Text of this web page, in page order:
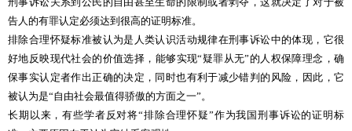
告人的有罪认定必须达到很高的证明标准。
排除合理怀疑标准被认为是人类认识活动规律在刑事诉讼中的体现，它很
好地反映现代社会的价值选择，能够实现“疑罪从无”的人权保障理念，确
保事实认定者作出正确的决定，同时也有利于减少错判的风险，因此，它
被认为是“自由社会最值得骄傲的方面之一”。
长期以来，有些学者反对将“排除合理怀疑”作为我国刑事诉讼的证明标